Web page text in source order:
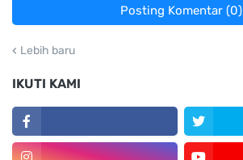
Posting Komentar (0)
Lebih baru
IKUTI KAMI